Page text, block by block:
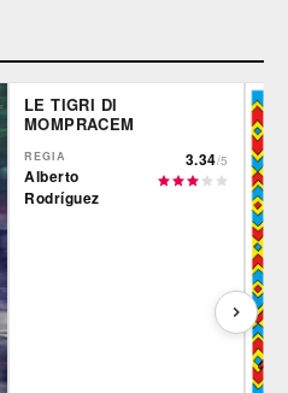
LE TIGRI DI
MOMPRACEM
REGIA
Alberto
Rodríguez
3.34/5